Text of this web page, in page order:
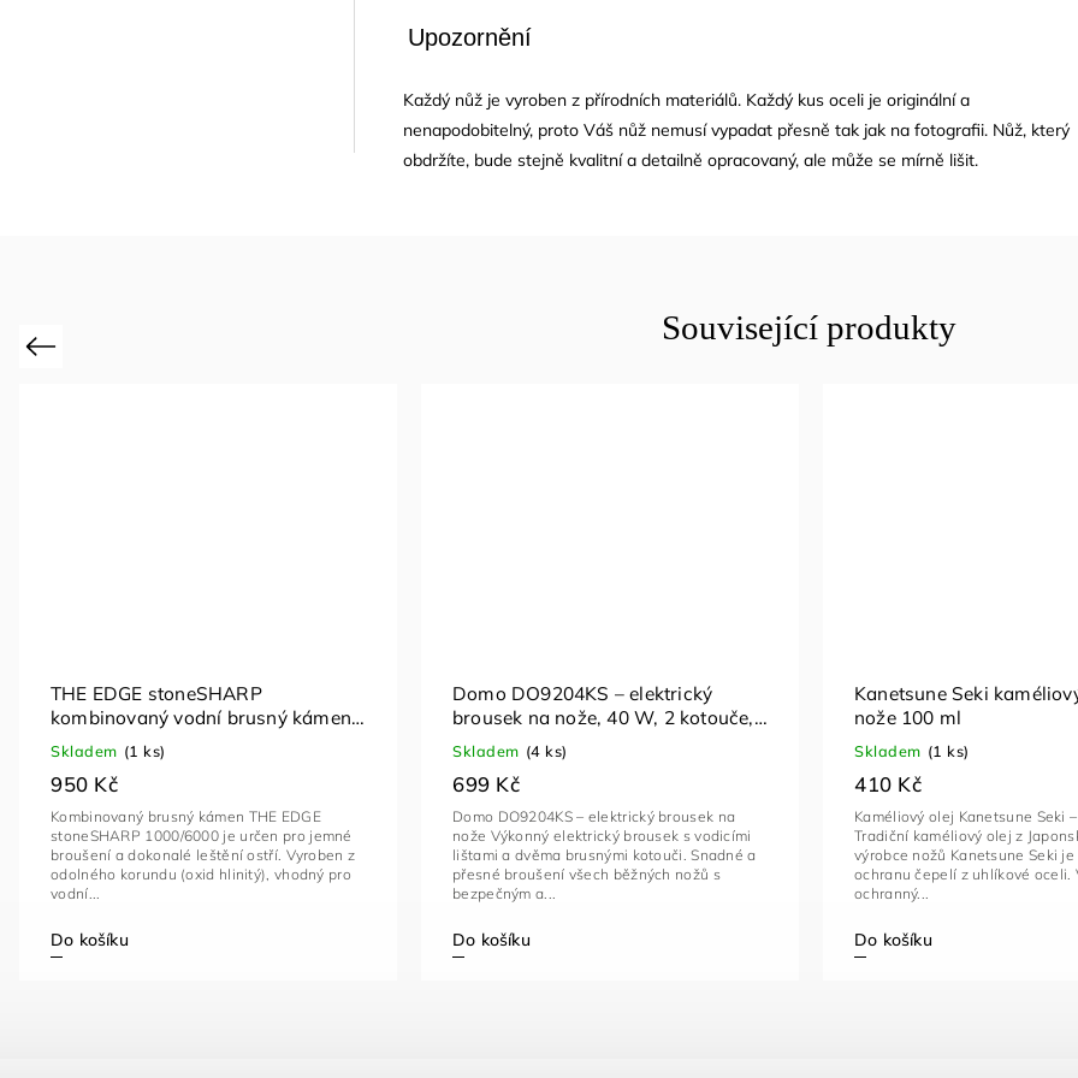
Upozornění
Každý nůž je vyroben z přírodních materiálů. Každý kus oceli je originální a
nenapodobitelný, proto Váš nůž nemusí vypadat přesně tak jak na fotografii. Nůž, který
obdržíte, bude stejně kvalitní a detailně opracovaný, ale může se mírně lišit.
Související produkty
Previous
THE EDGE stoneSHARP
kombinovaný vodní brusný kámen
1000/6000 s protiskluzovou
podložkou, korund, 180×60×25 mm
Skladem (1 ks)
950 Kč
Do košíku
Kombinovaný brusný kámen THE EDGE
stoneSHARP 1000/6000 je určen pro jemné
broušení a dokonalé leštění ostří. Vyroben z
odolného korundu (oxid hlinitý), vhodný pro
vodní...
Domo DO9204KS – elektrický
brousek na nože, 40 W, 2 kotouče,
stříbrný
Skladem (4 ks)
699 Kč
Do košíku
Domo DO9204KS – elektrický brousek na
nože Výkonný elektrický brousek s vodicími
lištami a dvěma brusnými kotouči. Snadné a
přesné broušení všech běžných nožů s
bezpečným a...
Kanetsune Seki
nože 100 ml
Skladem (1 ks)
410 Kč
Do košíku
Kaméliový olej Kanetsune Seki
Tradiční kaméliový olej z
výrobce nožů Kanetsune Seki
ochranu čepelí z uhlíkové oceli.
ochranný...